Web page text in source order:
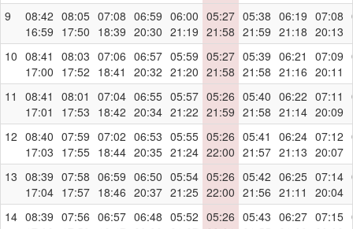
9
08:42
16:59
08:05
17:50
07:08
18:39
06:59
20:30
06:00
21:19
05:27
21:58
05:38
21:59
06:19
21:18
07:08
20:13
10 08:41
17:00
08:03
17:52
07:06
18:41
06:57
20:32
05:59
21:20
05:27
21:58
05:39
21:58
06:21
21:16
07:09
20:11
11
08:41
17:01
08:01
17:53
07:04
18:42
06:55
20:34
05:57
21:22
05:26
21:59
05:40
21:58
06:22
21:14
07:11
20:09
12 08:40
17:03
07:59
17:55
07:02
18:44
06:53
20:35
05:55
21:24
05:26
22:00
05:41
21:57
06:24
21:13
07:12
20:07
13 08:39
17:04
07:58
17:57
06:59
18:46
06:50
20:37
05:54
21:25
05:26
22:00
05:42
21:56
06:25
21:11
07:14
20:04
14 08:39 07:56 06:57 06:48 05:52 05:26 05:43 06:27 07:15